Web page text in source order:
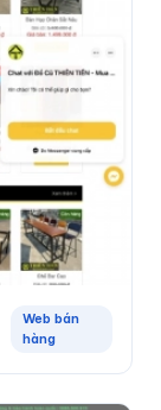
Web bán
hàng